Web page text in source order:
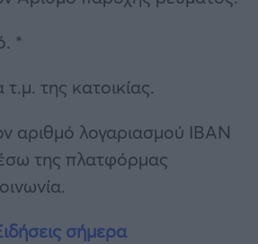
*
της κατοικίας.
αριθμό λογαριασμού IBAN
της πλατφόρμας
σήμερα